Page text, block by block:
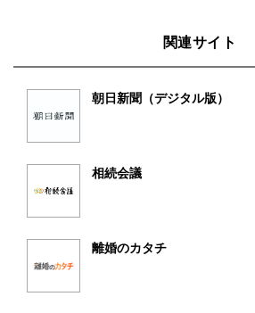
関連サイト
朝日新聞（デジタル版）
相続会議
離婚のカタチ